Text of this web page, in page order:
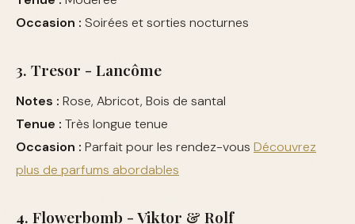
Occasion : Soirées et sorties nocturnes
3. Tresor - Lancôme
Notes : Rose, Abricot, Bois de santal
Tenue : Très longue tenue
Occasion : Parfait pour les rendez-vous Découvrez
plus de parfums abordables
4. Flowerbomb - Viktor & Rolf